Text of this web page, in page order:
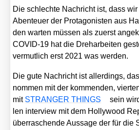
Die schlech­te Nach­richt ist, dass
Aben­teu­er der Prot­ago­nis­ten aus
den war­ten müs­sen als zuerst
COVID-19 hat die Dreh­ar­bei­ten
ver­mut­lich erst 2021 was wer­den.
Die gute Nach­richt ist aller­dings,
nom­men mit der kom­men­den,
mit STRANGER THINGS
sein
len inter­view mit dem Hol­ly­wood
über­ra­schen­de Aus­sa­ge der für die